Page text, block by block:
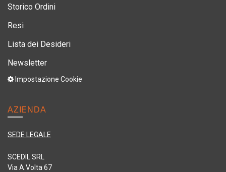
Storico Ordini
Resi
Lista dei Desideri
Newsletter
Impostazione Cookie
AZIENDA
SEDE LEGALE
SCEDIL SRL
Via A.Volta 67